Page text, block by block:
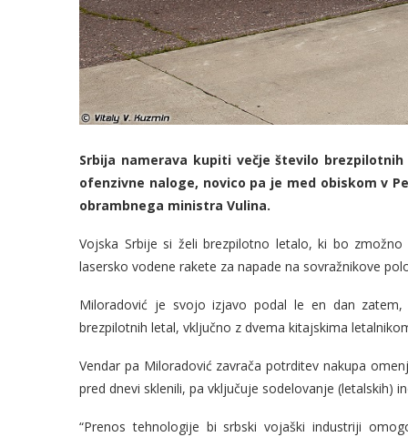
Srbija namerava kupiti večje število
ofenzivne naloge, novico pa je med obiskom v
obrambnega ministra Vulina.
Vojska Srbije si želi brezpilotno letalo, ki bo
lasersko vodene rakete za napade na sovražnikove
Miloradović je svojo izjavo podal le en dan
brezpilotnih letal, vključno z dvema kitajskima
Vendar pa Miloradović zavrača potrditev nakupa
pred dnevi sklenili, pa vključuje sodelovanje (letalskih)
“Prenos tehnologije bi srbski vojaški industriji